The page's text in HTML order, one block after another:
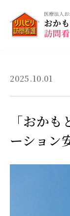
2025.10.01
「おか
ーション